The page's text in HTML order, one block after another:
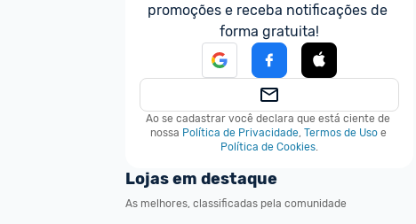
promoções e receba notificações de
forma gratuita!
Ao se cadastrar você declara que está ciente de
nossa Política de Privacidade, Termos de Uso e
Política de Cookies.
Lojas em destaque
As melhores, classificadas pela comunidade